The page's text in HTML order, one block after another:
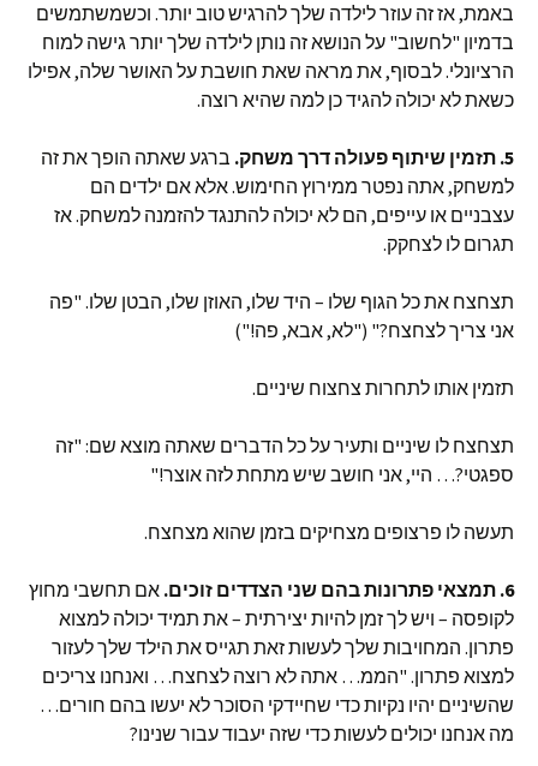
באמת, אז זה עוזר לילדה שלך להרגיש טוב יותר. וכשמשתמשים
בדמיון "לחשוב" על הנושא זה נותן לילדה שלך יותר גישה למוח
הרציונלי. לבסוף, את מראה שאת חושבת על האושר שלה, אפילו
כשאת לא יכולה להגיד כן למה שהיא רוצה.
5. תזמין שיתוף פעולה דרך משחק.
ברגע שאתה הופך את זה
למשחק, אתה נפטר ממירוץ החימוש. אלא אם ילדים הם
עצבניים או עייפים, הם לא יכולה להתנגד להזמנה למשחק. אז
תגרום לו לצחקק.
תצחצח את כל הגוף שלו – היד שלו, האוזן שלו, הבטן שלו. "פה
אני צריך לצחצח?" ("לא, אבא, פה!")
תזמין אותו לתחרות צחצוח שיניים.
תצחצח לו שיניים ותעיר על כל הדברים שאתה מוצא שם: "זה
ספגטי?… היי, אני חושב שיש מתחת לזה אוצר!"
תעשה לו פרצופים מצחיקים בזמן שהוא מצחצח.
6. תמצאי פתרונות בהם שני הצדדים זוכים.
אם תחשבי מחוץ
לקופסה – ויש לך זמן להיות יצירתית – את תמיד יכולה למצוא
פתרון. המחויבות שלך לעשות זאת תגייס את הילד שלך לעזור
למצוא פתרון. "הממ… אתה לא רוצה לצחצח… ואנחנו צריכים
שהשיניים יהיו נקיות כדי שחיידקי הסוכר לא יעשו בהם חורים…
מה אנחנו יכולים לעשות כדי שזה יעבוד עבור שנינו?